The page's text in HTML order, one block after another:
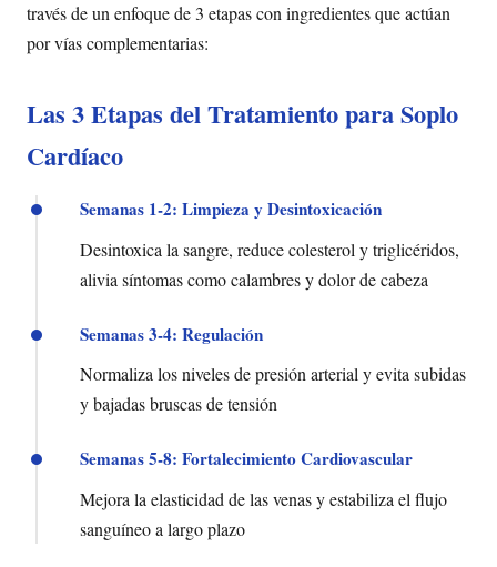
través de un enfoque de 3 etapas con ingredientes que actúan
por vías complementarias:
Las 3 Etapas del Tratamiento para Soplo
Cardíaco
Semanas 1-2: Limpieza y Desintoxicación
Desintoxica la sangre, reduce colesterol y triglicéridos,
alivia síntomas como calambres y dolor de cabeza
Semanas 3-4: Regulación
Normaliza los niveles de presión arterial y evita subidas
y bajadas bruscas de tensión
Semanas 5-8: Fortalecimiento Cardiovascular
Mejora la elasticidad de las venas y estabiliza el flujo
sanguíneo a largo plazo